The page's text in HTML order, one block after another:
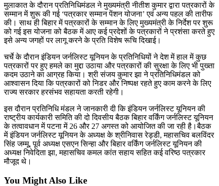
मुलाकात के दौरान प्रतिनिधिमंडल ने मुख्यमंत्री नीतीश कुमार द्वारा पत्रकारों के
सम्मान में शुरू की गई ‘पत्रकार सम्मान पेंशन योजना’ एवं अन्य पहल की तारीफ
की। साथ ही बिहार में पत्रकारों के सम्मान के लिए मुख्यमंत्री के निर्देश पर शुरू
को गई इस योजना को बैठक में आए कई प्रदेशों के पत्रकारों ने प्रशंसा करते हुए
इसे अन्य जगहों पर लागू करने के प्रति विशेष रूचि दिखाई।
चर्चे के दौरान इंडियन जर्नलिस्ट यूनियन के प्रतिनिधियों ने देश में हाल में कुछ
पत्रकारों पर हुए हमले का मुद्दा उठाया और पत्रकारों की सुरक्षा के लिए भी पुख्ता
कदम उठाने का आग्रह किया। श्री संजय कुमार झा ने प्रतिनिधिमंडल को
आश्वासन दिया कि पत्रकारों को निडर और निष्पक्ष रहते हुए काम करने के लिए
राज्य सरकार हरसंभव सहायता करती रहेगी।
इस दौरान प्रतिनिधि मंडल ने जानकारी दी कि इंडियन जर्नलिस्ट यूनियन की
राष्ट्रीय कार्यकारी समिति की दो दिवसीय बैठक बिहार वर्किंग जर्नलिस्ट यूनियन
के तत्वावधान में पटना में 26 और 27 अगस्त को आयोजित की जा रही है।बैठक
में इंडियन जर्नलिस्ट यूनियन के अध्यक्ष के श्रीनिवास रेड्डी, महासचिव बलविंदर
सिंह जम्मू, पूर्व अध्यक्ष एसएन सिन्हा और बिहार वर्किंग जर्नलिस्ट यूनियन की
अध्यक्ष निवेदिता झा, महासचिव कमल कांत सहाय सहित कई वरिष्ठ पत्रकार
मौजूद थे।
You Might Also Like